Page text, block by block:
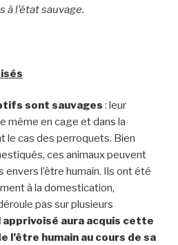
l’état sauvage.
sont sauvages : leur
même en cage et dans la
le cas des perroquets. Bien
ces animaux peuvent
l’être humain. Ils ont été
à la domestication,
pas sur plusieurs
apprivoisé aura acquis cette
l’être humain au cours de sa